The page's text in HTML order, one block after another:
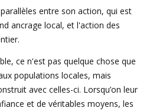
entre son action, qui est
ancrage local, et l'action des
ce n'est pas quelque chose que
populations locales, mais
avec celles-ci. Lorsqu’on leur
et de véritables moyens, les